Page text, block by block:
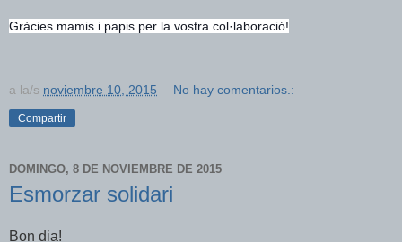
Gràcies mamis i papis per la vostra col·laboració!
a la/s noviembre 10, 2015 No hay comentarios.:
Compartir
DOMINGO, 8 DE NOVIEMBRE DE 2015
Esmorzar solidari
Bon dia!